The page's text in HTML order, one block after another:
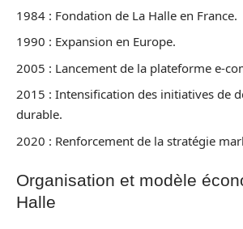
1984 : Fondation de La Halle en France.
1990 : Expansion en Europe.
2005 : Lancement de la plateforme e-
2015 : Intensification des initiatives de
durable.
2020 : Renforcement de la stratégie
Organisation et modèle
Halle